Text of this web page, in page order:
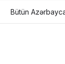
Bütün
1199.00
Apple